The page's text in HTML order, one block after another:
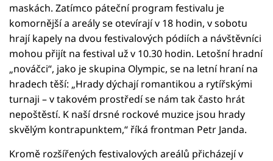
maskách. Zatímco páteční program festivalu je
komornější a areály se otevírají v 18 hodin, v sobotu
hrají kapely na dvou festivalových pódiích a návštěvníci
mohou přijít na festival už v 10.30 hodin. Letošní hradní
„nováčci“, jako je skupina Olympic, se na letní hraní na
hradech těší: „Hrady dýchají romantikou a rytířskými
turnaji – v takovém prostředí se nám tak často hrát
nepoštěstí. K naší drsné rockové muzice jsou hrady
skvělým kontrapunktem,“ říká frontman Petr Janda.
Kromě rozšířených festivalových areálů přicházejí v